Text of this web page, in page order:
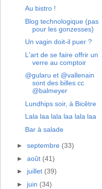
Au bistro !
Blog technologique (pas
pour les gonzesses)
Un vagin doit-il puer ?
L'art de se faire offrir un
verre au comptoir
@gularu et @vallenain
sont des billes cc
@balmeyer
Lundhips soir, à Bicêtre
Lala laa lala laa lala laa
Bar à salade
► septembre (33)
► août (41)
► juillet (39)
► juin (34)